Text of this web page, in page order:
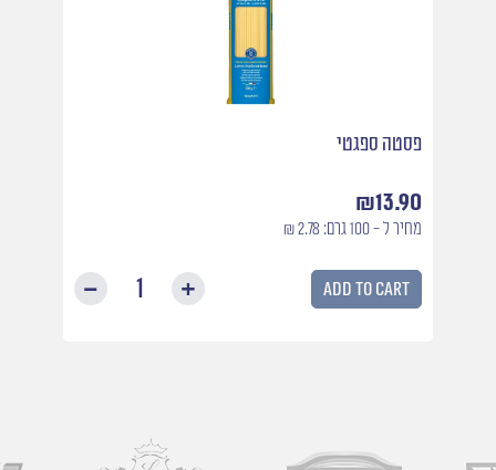
פסטה ספגטי
₪13.90
מחיר ל - 100 גרם: 2.78 ₪
פסטה
Add to cart